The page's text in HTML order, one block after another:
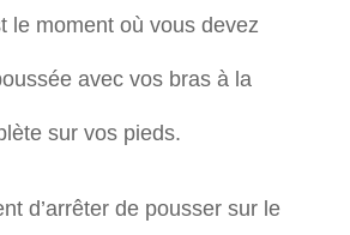
le moment où vous devez
avec vos bras à la
sur vos pieds.
d’arrêter de pousser sur le